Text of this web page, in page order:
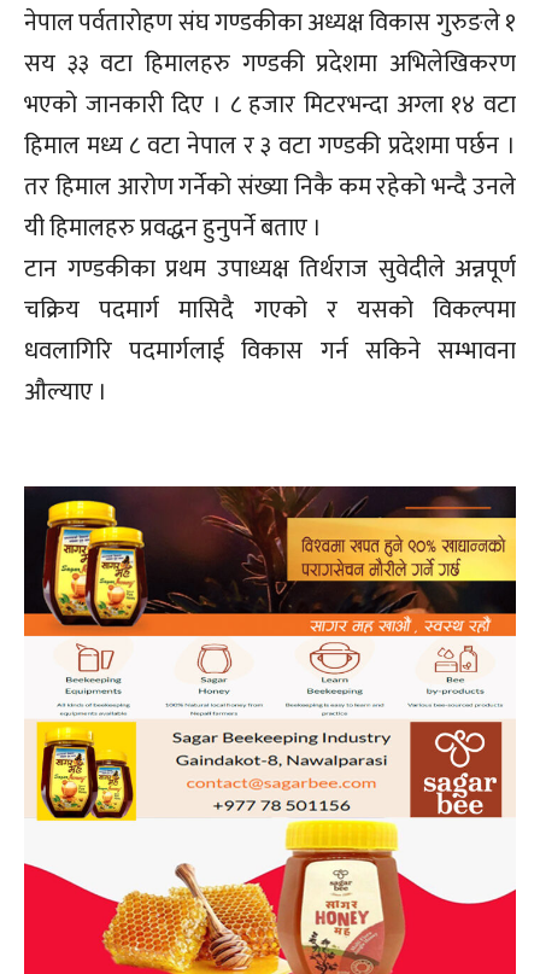
नेपाल पर्वतारोहण संघ गण्डकीका अध्यक्ष विकास गुरुङले १
सय ३३ वटा हिमालहरु गण्डकी प्रदेशमा अभिलेखिकरण
भएको जानकारी दिए । ८ हजार मिटरभन्दा अग्ला १४ वटा
हिमाल मध्य ८ वटा नेपाल र ३ वटा गण्डकी प्रदेशमा पर्छन ।
तर हिमाल आरोण गर्नेको संख्या निकै कम रहेको भन्दै उनले
यी हिमालहरु प्रवद्धन हुनुपर्ने बताए ।
टान गण्डकीका प्रथम उपाध्यक्ष तिर्थराज सुवेदीले अन्नपूर्ण
चक्रिय पदमार्ग मासिदै गएको र यसको विकल्पमा
धवलागिरि पदमार्गलाई विकास गर्न सकिने सम्भावना
औल्याए ।